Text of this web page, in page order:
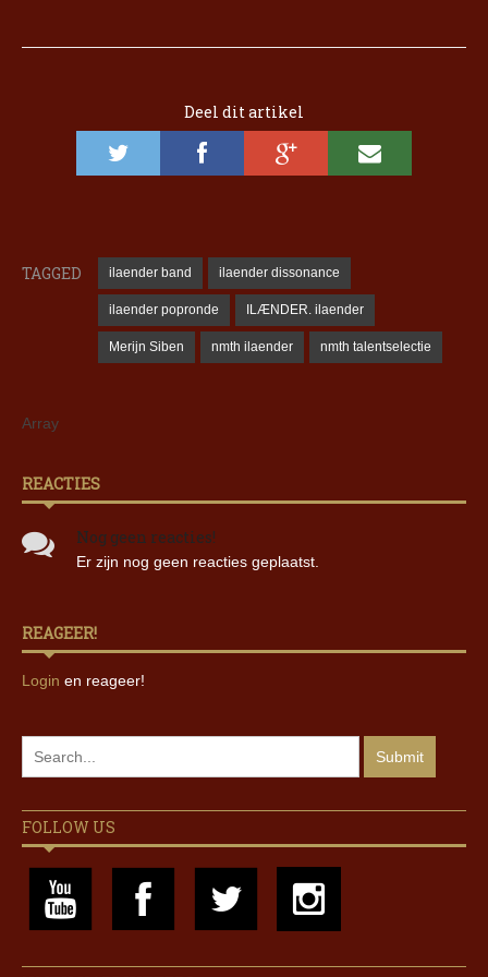
Deel dit artikel
TAGGED ilaender band ilaender dissonance
ilaender popronde ILÆNDER. ilaender
Merijn Siben nmth ilaender nmth talentselectie
Array
REACTIES
Nog geen reacties!
Er zijn nog geen reacties geplaatst.
REAGEER!
Login en reageer!
FOLLOW US